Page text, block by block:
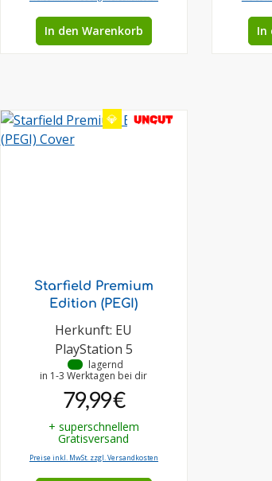
In den Warenkorb In
💎 UNCUT
Starfield Premium
Edition (PEGI)
Herkunft: EU
PlayStation 5
lagernd
in 1-3 Werktagen bei dir
79,99 €
+ superschnellem
Gratisversand
Preise inkl. MwSt. zzgl. Versandkosten